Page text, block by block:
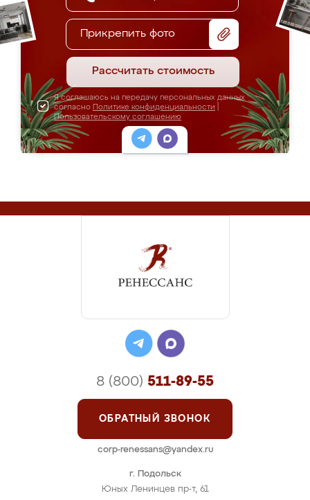
Прикрепить фото
Рассчитать стоимость
Я соглашаюсь на передачу персональных данных
согласно Политике конфиденциальности
Пользовательскому соглашению
г. Подольск
Юных Ленинцев пр-т, 61
8 (800) 511-89-55
ОБРАТНЫЙ ЗВОНОК
corp-renessans@yandex.ru